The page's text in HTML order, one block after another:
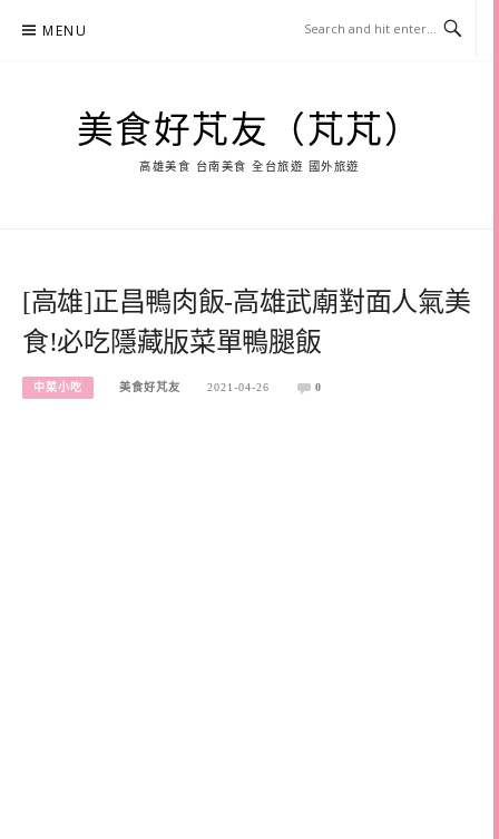
MENU
美食好芃友（芃芃）
高雄美食 台南美食 全台旅遊 國外旅遊
[高雄]正昌鴨肉飯-高雄武廟對面人氣美
食!必吃隱藏版菜單鴨腿飯
中菜小吃 美食好芃友 2021-04-26 0